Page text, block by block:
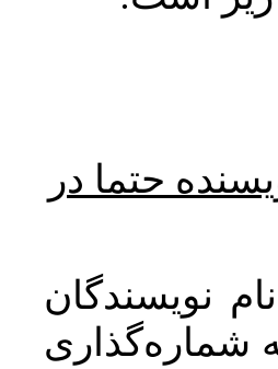
حتما در
نویسندگان
شماره‌گذاری